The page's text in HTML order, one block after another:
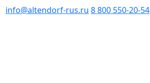
info@altendorf-rus.ru 8 800 550-20-54